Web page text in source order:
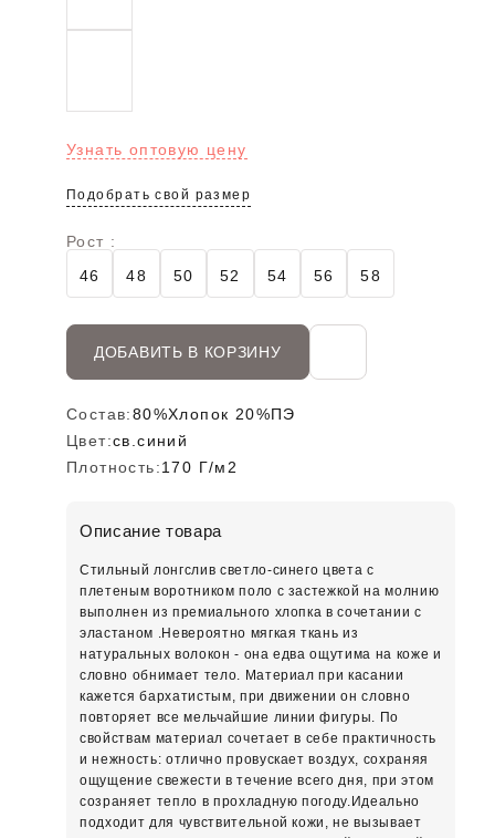
Узнать оптовую цену
Подобрать свой размер
Рост :
46
48 50 52 54 56 58
ДОБАВИТЬ В КОРЗИНУ
Состав:80%Хлопок 20%ПЭ
Цвет:св.синий
Плотность:170 Г/м2
Описание товара
Стильный лонгслив светло-синего цвета с
плетеным воротником поло с застежкой на молнию
выполнен из премиального хлопка в сочетании с
эластаном .Невероятно мягкая ткань из
натуральных волокон - она едва ощутима на коже и
словно обнимает тело. Материал при касании
кажется бархатистым, при движении он словно
повторяет все мельчайшие линии фигуры. По
свойствам материал сочетает в себе практичность
и нежность: отлично провускает воздух, сохраняя
ощущение свежести в течение всего дня, при этом
созраняет тепло в прохладную погоду.Идеально
подходит для чувствительной кожи, не вызывает